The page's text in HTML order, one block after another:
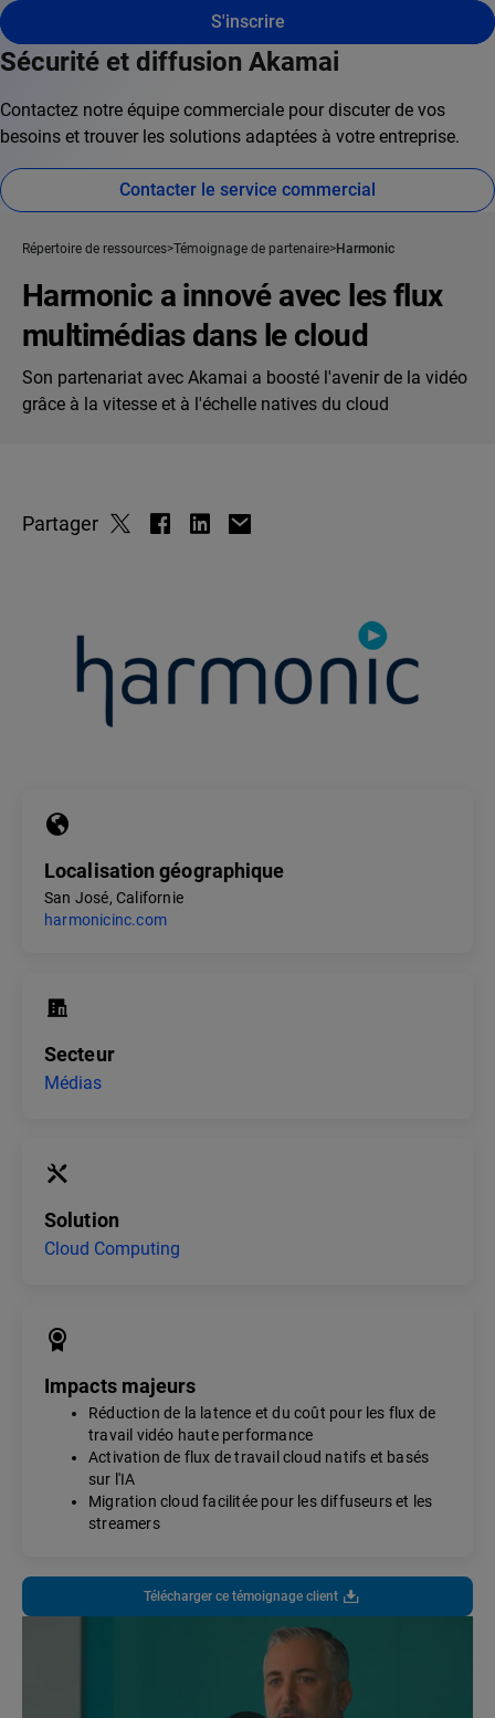
S'inscrire
Sécurité et diffusion Akamai
Contactez notre équipe commerciale pour discuter de vos
besoins et trouver les solutions adaptées à votre entreprise.
Contacter le service commercial
Répertoire de ressources Témoignage de partenaire Harmonic
Harmonic a innové avec les flux
multimédias dans le cloud
Son partenariat avec Akamai a boosté l'avenir de la vidéo
grâce à la vitesse et à l'échelle natives du cloud
Partager
Localisation géographique
San José, Californie
harmonicinc.com
Secteur
Médias
Solution
Cloud Computing
Impacts majeurs
Réduction de la latence et du coût pour les flux de
travail vidéo haute performance
Activation de flux de travail cloud natifs et basés
sur l'IA
Migration cloud facilitée pour les diffuseurs et les
streamers
Télécharger ce témoignage client